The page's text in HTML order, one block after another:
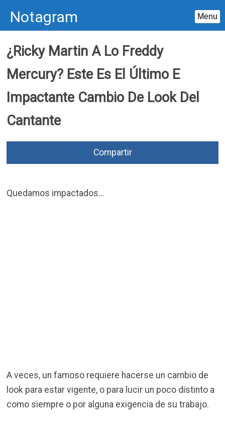
Notagram Menu
to
content
¿Ricky Martin A Lo Freddy
Mercury? Este Es El Último E
Impactante Cambio De Look Del
Cantante
Compartir
Quedamos impactados…
A veces, un famoso requiere hacerse un cambio de
look para estar vigente, o para lucir un poco distinto a
como siempre o por alguna exigencia de su trabajo.